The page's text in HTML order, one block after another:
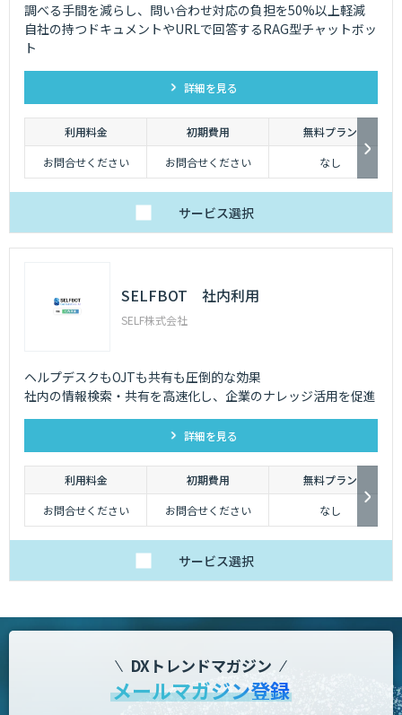
SELFBOT 社内利用
SELF株式会社
ヘルプデスクもOJTも共有も圧倒的な効果
社内の情報検索・共有を高速化し、企業のナレッジ活用を促進
詳細を見る
利用料金 初期費用
無料プラン
お問合せください
お問合せください なし
サービス選択
調べる手間を減らし、問い合わせ対応の負担を50%以上軽減
自社の持つドキュメントやURLで回答するRAG型チャットボッ
ト
詳細を見る
利用料金 初期費用
無料プラン
お問合せください
お問合せください なし
サービス選択
DXトレンドマガジン
メールマガジン登録